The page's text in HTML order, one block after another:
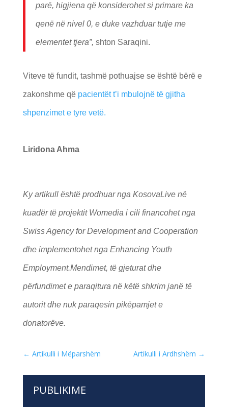
parë, higjiena që konsiderohet si primare ka
qenë në nivel 0, e duke vazhduar tutje me
elementet tjera”, shton Saraqini.
Viteve të fundit, tashmë pothuajse se është bërë e
zakonshme që pacientët t’i mbulojnë të gjitha
shpenzimet e tyre vetë.
Liridona Ahma
Ky artikull është prodhuar nga KosovaLive në
kuadër të projektit Womedia i cili financohet nga
Swiss Agency for Development and Cooperation
dhe implementohet nga Enhancing Youth
Employment.Mendimet, të gjeturat dhe
përfundimet e paraqitura në këtë shkrim janë të
autorit dhe nuk paraqesin pikëpamjet e
donatorëve.
← Artikulli i Mëparshëm Artikulli i Ardhshëm →
PUBLIKIME